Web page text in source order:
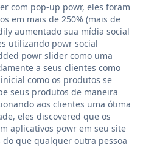
com pop-up powr, eles foram
em mais de 250% (mais de
aumentado sua mídia social
utilizando powr social
powr slider como uma
a seus clientes como
como os produtos se
seus produtos de maneira
aos clientes uma ótima
eles discovered que os
aplicativos powr em seu site
do que qualquer outra pessoa